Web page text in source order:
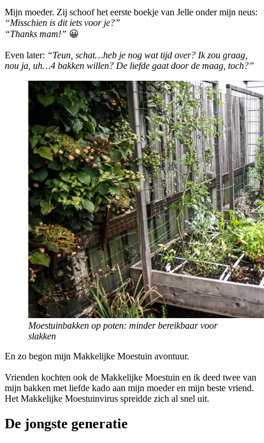
Mijn moeder. Zij schoof het eerste boekje van Jelle onder mijn neus:
“Misschien is dit iets voor je?”
“Thanks mam!” 😀
Even later: “Teun, schat…heb je nog wat tijd over? Ik zou graag,
nou ja, uh…4 bakken willen? De liefde gaat door de maag, toch?”
Moestuinbakken op poten: minder bereikbaar voor
slakken
En zo begon mijn Makkelijke Moestuin avontuur.
Vrienden kochten ook de Makkelijke Moestuin en ik deed twee van
mijn bakken met liefde kado aan mijn moeder en mijn beste vriend.
Het Makkelijke Moestuinvirus spreidde zich al snel uit.
De jongste generatie